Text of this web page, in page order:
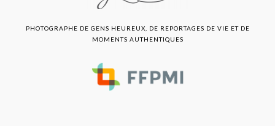
PHOTOGRAPHE DE GENS HEUREUX, DE REPORTAGES DE VIE ET DE
MOMENTS AUTHENTIQUES